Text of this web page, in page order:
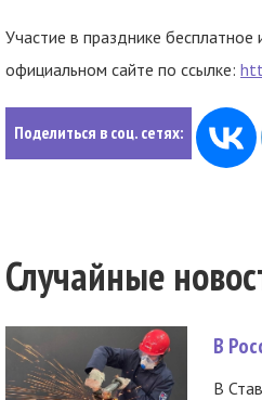
Участие в празднике
официальном сайте по ссылке:
Поделиться в соц. сетях:
Случайные
В
В